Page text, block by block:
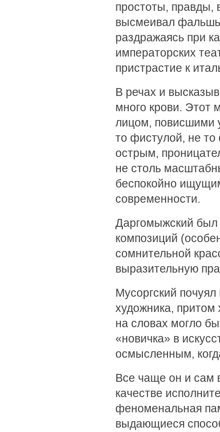
простоты, правды,
высмеивал
раздражаясь при
императорских
пристрастие к
В речах и
много крови. Этот
лицом, повисшими
то фистулой, не
острым,
не столь
беспокойно
современности.
Даргомыжский был
композиций
сомнительной
выразительную
Мусоргский
художника, притом
на словах могло
«новичка» в
осмысленным,
Все чаще он и сам
качестве
феноменальная
выдающиеся